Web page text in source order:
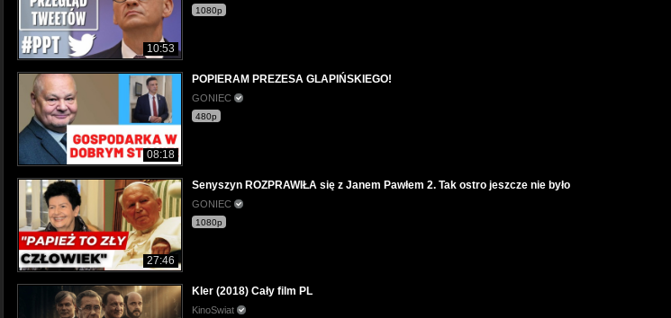
10:53
1080p
08:18
POPIERAM PREZESA GLAPIŃSKIEGO!
GONIEC
480p
27:46
Senyszyn ROZPRAWIŁA się z Janem Pawłem 2. Tak ostro jeszcze nie było
GONIEC
1080p
Kler (2018) Cały film PL
KinoSwiat